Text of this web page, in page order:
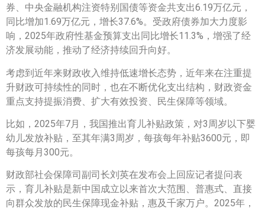
券、中央金融机构注资特别国债等资金共支出6.19万亿元，
同比增加1.69万亿元，增长37.6%。受政府债券加大力度影
响，2025年政府性基金预算支出同比增长11.3%，增强了经
济发展动能，推动了经济持续回升向好。
考虑到近年来财政收入维持低速增长态势，近年来在注重提
升财政可持续性的同时，也在不断优化支出结构，财政资金
重点支持提振消费、扩大有效投资、民生保障等领域。
比如，2025年7月，我国推出育儿补贴政策，对3周岁以下婴
幼儿发放补贴，至其年满3周岁，每孩每年补贴3600元，即
每孩每月300元。
财政部社会保障司副司长刘英在发布会上回应记者提问表
示，育儿补贴是新中国成立以来首次大范围、普惠式、直接
向群众发放的民生保障现金补贴，惠及千家万户。2025年，